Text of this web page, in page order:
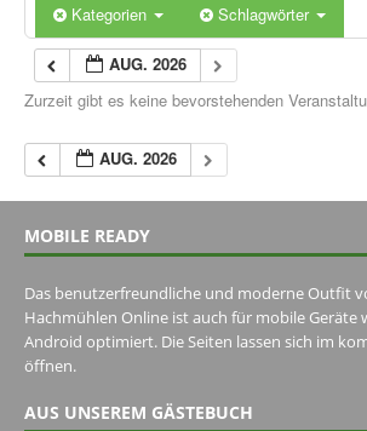
Kategorien Schlagwörter
AUG. 2026
Zurzeit gibt es keine bevorstehenden
AUG. 2026
MOBILE READY
Das benutzerfreundliche und moderne Outfit
Hachmühlen Online ist auch für mobile Geräte
Android optimiert. Die Seiten lassen sich im
öffnen.
AUS UNSEREM GÄSTEBUCH